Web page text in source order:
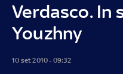
Verdasco. In
Youzhny
10 set 2010 - 09:32